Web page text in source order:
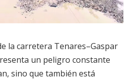
la carretera Tenares–Gaspar
un peligro constante
sino que también está